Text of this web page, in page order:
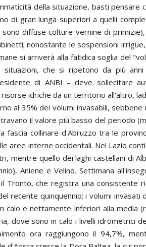
della situazione, basti pensare
di gran lunga superiori a quelli
diffuse colture vernine di
nonostante le sospensioni
si arriverà alla fatidica soglia del
che si ripetono da più
di ANBI – deve sollecitare
idriche da un territorio all'altro,
al 35% dei volumi invasabili,
il valore più basso del periodo
collinare d'Abruzzo tra le
aree interne occidentali. Nel Lazio
mentre quello dei laghi castellani di
Aniene e Velino. Settimana
Tronto, che registra una consistente
recente quinquennio; i volumi
calo e nettamente inferiori alla
dove sono in calo i livelli idrometrici
ora raggiungono il 94,7%,